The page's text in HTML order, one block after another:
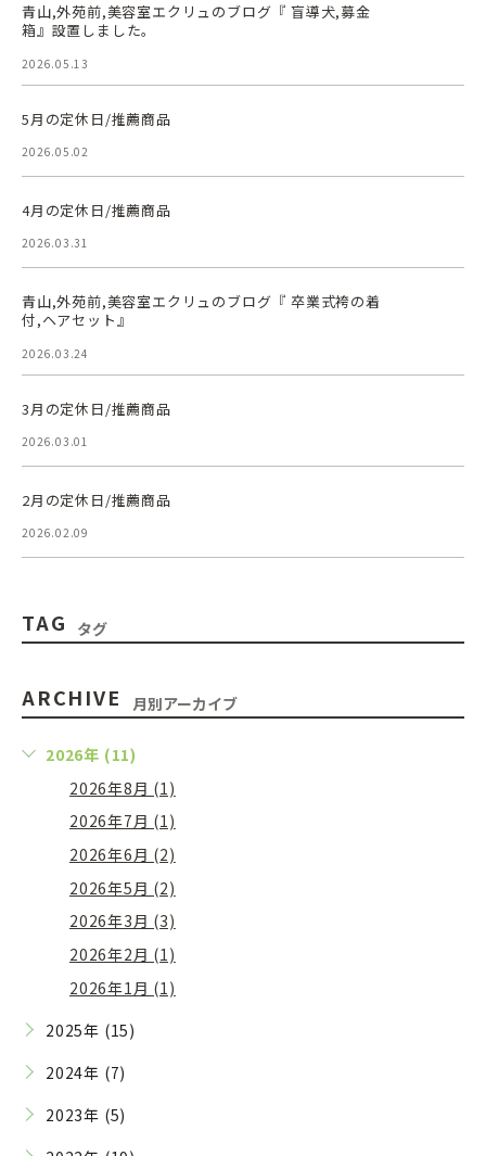
青山,外苑前,美容室エクリュのブログ『 盲導犬,募金
箱』設置しました。
2026.05.13
5月の定休日/推薦商品
2026.05.02
4月の定休日/推薦商品
2026.03.31
青山,外苑前,美容室エクリュのブログ『 卒業式袴の着
付,ヘアセット』
2026.03.24
3月の定休日/推薦商品
2026.03.01
2月の定休日/推薦商品
2026.02.09
TAG タグ
ARCHIVE 月別アーカイブ
2026年 (11)
2026年8月 (1)
2026年7月 (1)
2026年6月 (2)
2026年5月 (2)
2026年3月 (3)
2026年2月 (1)
2026年1月 (1)
2025年 (15)
2024年 (7)
2023年 (5)